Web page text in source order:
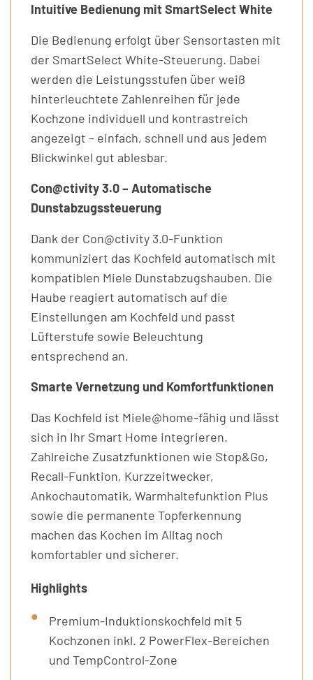
Intuitive Bedienung mit SmartSelect White
Die Bedienung erfolgt über Sensortasten mit
der SmartSelect White-Steuerung. Dabei
werden die Leistungsstufen über weiß
hinterleuchtete Zahlenreihen für jede
Kochzone individuell und kontrastreich
angezeigt – einfach, schnell und aus jedem
Blickwinkel gut ablesbar.
Con@ctivity 3.0 – Automatische
Dunstabzugssteuerung
Dank der Con@ctivity 3.0-Funktion
kommuniziert das Kochfeld automatisch mit
kompatiblen Miele Dunstabzugshauben. Die
Haube reagiert automatisch auf die
Einstellungen am Kochfeld und passt
Lüfterstufe sowie Beleuchtung
entsprechend an.
Smarte Vernetzung und Komfortfunktionen
Das Kochfeld ist Miele@home-fähig und lässt
sich in Ihr Smart Home integrieren.
Zahlreiche Zusatzfunktionen wie Stop&Go,
Recall-Funktion, Kurzzeitwecker,
Ankochautomatik, Warmhaltefunktion Plus
sowie die permanente Topferkennung
machen das Kochen im Alltag noch
komfortabler und sicherer.
Highlights
Premium-Induktionskochfeld mit 5
Kochzonen inkl. 2 PowerFlex-Bereichen
und TempControl-Zone